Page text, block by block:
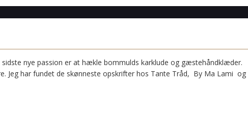
nye passion er at hækle bommulds karklude og gæstehåndklæder.
Jeg har fundet de skønneste opskrifter hos Tante Tråd, By Ma Lami og